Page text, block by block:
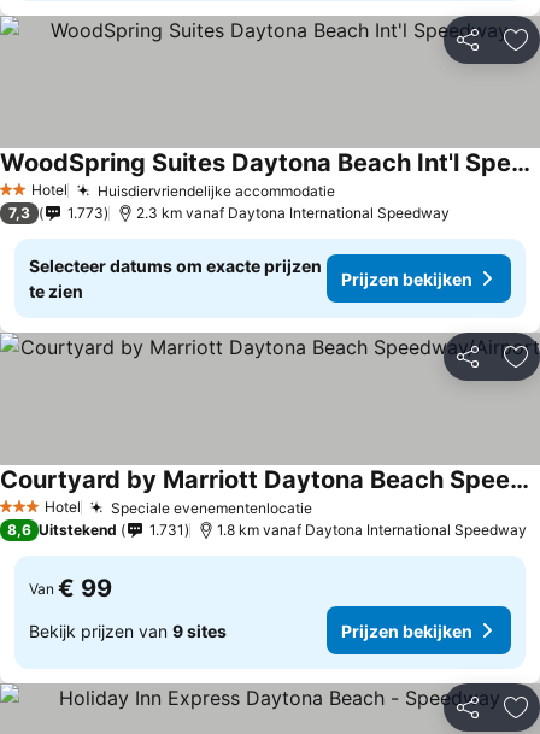
Delen
2 Sterren
Hotel Huisdiervriendelijke accommodatiePrijzen bekijken
WoodSpring Suites Daytona Beach Int'l Speedway
Prijzen bekijken
7,3 1.773 2.3 km vanaf Daytona International Speedway
Selecteer datums om exacte prijzen
te zien
Prijzen bekijken
Delen
3 SterrenHotel Speciale evenementenlocatiePrijzen bekijken
Courtyard by Marriott Daytona Beach Speedway/Airport
Prijzen bekijken
8,6 Uitstekend 1.731 1.8 km vanaf Daytona International Speedway
Van € 99
Bekijk prijzen van 9 sites Prijzen bekijken
Delen